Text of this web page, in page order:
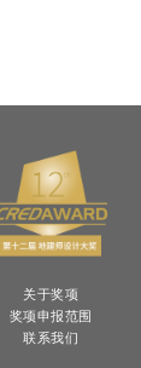
关于奖项
奖项申报范围
联系我们